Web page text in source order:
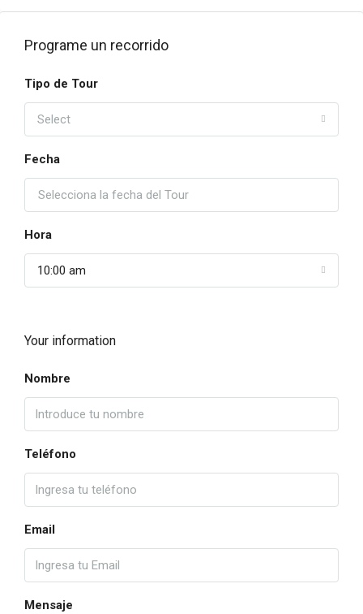
Programe un recorrido
Tipo de Tour
Select
Fecha
Hora
10:00 am
Your information
Nombre
Teléfono
Email
Mensaje